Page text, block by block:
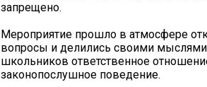
запрещено.
Мероприятие прошло в атмосфере
вопросы и делились своими
школьников ответственное
законопослушное поведение.